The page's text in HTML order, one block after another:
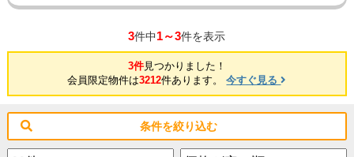
3件中1～3件を表示
3件見つかりました！
会員限定物件は3212件あります。今すぐ見る
条件を絞り込む